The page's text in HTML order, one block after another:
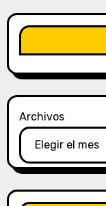
Archivos